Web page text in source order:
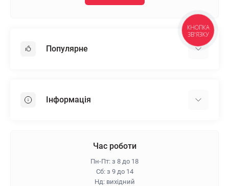
Популярне
Пінопласт
Інформація
Гарантія та повернення
Час роботи
Пн-Пт: з 8 до 18
Сб: з 9 до 14
Нд: вихідний
КНОПКА
ЗВ'ЯЗКУ